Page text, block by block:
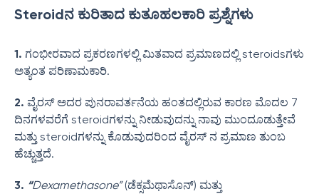
Steroidನ ಕುರಿತಾದ ಕುತೂಹಲಕಾರಿ ಪ್ರಶ್ನೆಗಳು
1. ಗಂಭೀರವಾದ ಪ್ರಕರಣಗಳಲ್ಲಿ ಮಿತವಾದ ಪ್ರಮಾಣದಲ್ಲಿ steroidsಗಳು
ಅತ್ಯಂತ ಪರಿಣಾಮಕಾರಿ.
2. ವೈರಸ್ ಅದರ ಪುನರಾವರ್ತನೆಯ ಹಂತದಲ್ಲಿರುವ ಕಾರಣ ಮೊದಲ 7
ದಿನಗಳವರೆಗೆ steroidಗಳನ್ನು ನೀಡುವುದನ್ನು ನಾವು ಮುಂದೂಡುತ್ತೇವೆ
ಮತ್ತು steroidಗಳನ್ನು ಕೊಡುವುದರಿಂದ ವೈರಸ್ ನ ಪ್ರಮಾಣ ತುಂಬ
ಹೆಚ್ಚುತ್ತದೆ.
3. “Dexamethasone” (ಡೆಕ್ಸಮೆಥಾಸೊನ್) ಮತ್ತು